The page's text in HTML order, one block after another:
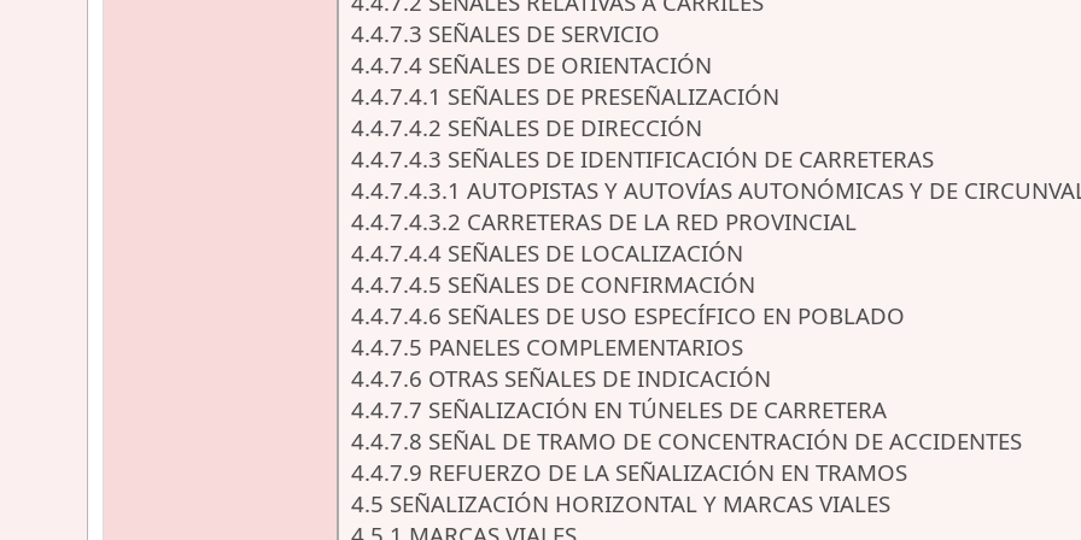
4.4.7.3 SEÑALES DE SERVICIO
4.4.7.4 SEÑALES DE ORIENTACIÓN
4.4.7.4.1 SEÑALES DE PRESEÑALIZACIÓN
4.4.7.4.2 SEÑALES DE DIRECCIÓN
4.4.7.4.3 SEÑALES DE IDENTIFICACIÓN DE CARRETERAS
4.4.7.4.3.1 AUTOPISTAS Y AUTOVÍAS AUTONÓMICAS Y DE
4.4.7.4.3.2 CARRETERAS DE LA RED PROVINCIAL
4.4.7.4.4 SEÑALES DE LOCALIZACIÓN
4.4.7.4.5 SEÑALES DE CONFIRMACIÓN
4.4.7.4.6 SEÑALES DE USO ESPECÍFICO EN POBLADO
4.4.7.5 PANELES COMPLEMENTARIOS
4.4.7.6 OTRAS SEÑALES DE INDICACIÓN
4.4.7.7 SEÑALIZACIÓN EN TÚNELES DE CARRETERA
4.4.7.8 SEÑAL DE TRAMO DE CONCENTRACIÓN DE ACCIDENTES
4.4.7.9 REFUERZO DE LA SEÑALIZACIÓN EN TRAMOS
4.5 SEÑALIZACIÓN HORIZONTAL Y MARCAS VIALES